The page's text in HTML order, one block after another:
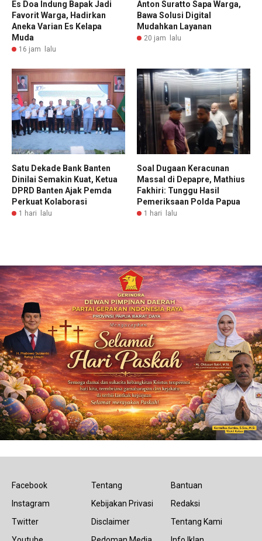
Es Doa Indung Bapak Jadi
Favorit Warga, Hadirkan
Aneka Varian Es Kelapa
Muda
16 jam lalu
Anton Suratto Sapa Warga,
Bawa Solusi Digital
Mudahkan Layanan
20 jam lalu
Satu Dekade Bank Banten
Dinilai Semakin Kuat, Ketua
DPRD Banten Ajak Pemda
Perkuat Kolaborasi
1 hari lalu
Soal Dugaan Keracunan
Massal di Depapre, Mathius
Fakhiri: Tunggu Hasil
Pemeriksaan Polda Papua
1 hari lalu
Facebook
Instagram
Twitter
Tentang
Kebijakan Privasi
Disclaimer
Bantuan
Redaksi
Tentang Kami